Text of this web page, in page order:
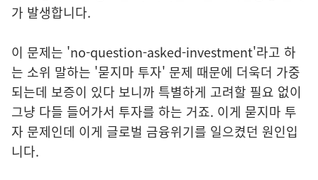
가 발생합니다.
이 문제는 'no-question-asked-investment'라고 하
는 소위 말하는 '묻지마 투자' 문제 때문에 더욱더 가중
되는데 보증이 있다 보니까 특별하게 고려할 필요 없이
그냥 다들 들어가서 투자를 하는 거죠. 이게 묻지마 투
자 문제인데 이게 글로벌 금융위기를 일으켰던 원인입
니다.